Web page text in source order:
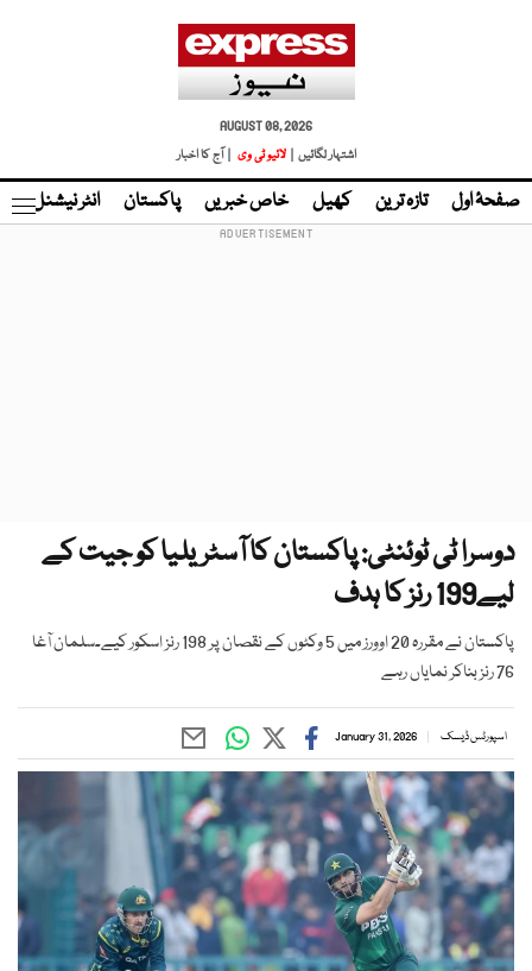
AUGUST 08, 2026
اشتہار لگائیں |
لائیو ٹی وی | آج کا اخبار
صفحۂ اول تازہ ترین کھیل خاص خبریں پاکستان انٹر نیشنل
دوسرا ٹی ٹوئنٹی: پاکستان کا آسٹریلیا کو جیت کے
لیے199 رنز کا ہدف
پاکستان نے مقررہ 20 اوورز میں 5 وکٹوں کے نقصان پر 198 رنز اسکور کیے۔سلمان آغا
76 رنز بناکر نمایاں رہے
اسپورٹس ڈیسک January 31, 2026